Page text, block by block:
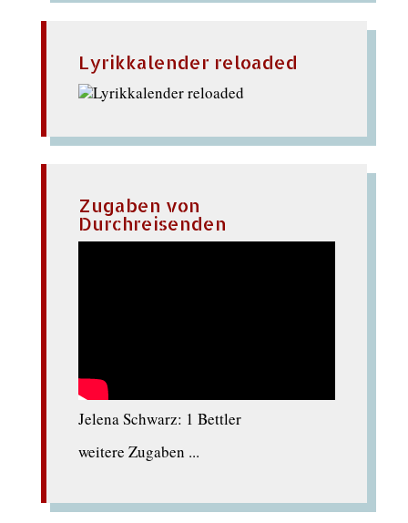
Lyrikkalender reloaded
Zugaben von
Durchreisenden
Jelena Schwarz: 1 Bettler
weitere Zugaben ...